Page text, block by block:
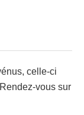
celle-ci
vous sur